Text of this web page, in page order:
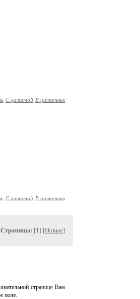
С цитатой В цитатник
С цитатой В цитатник
Страницы: [1] [Новые]
странице Вам
поле.